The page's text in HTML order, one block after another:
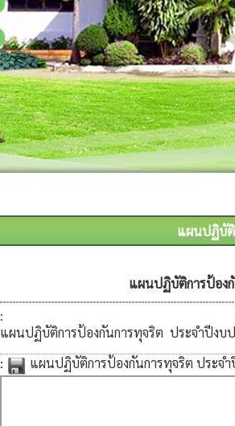
แผนปฏิบัติ
แผนปฏิบัติการป้อง
:
แผนปฏิบัติการป้องกันการทุจริต ประจำปีงบ
: แผนปฏิบัติการป้องกันการทุจริต ประจ